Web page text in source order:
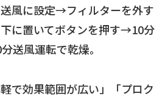
風に設定→フィルターを外す
に置いてボタンを押す→10分
送風運転で乾燥。
軽で効果範囲が広い」「プロク